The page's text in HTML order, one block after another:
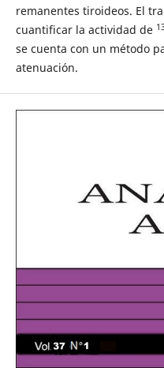
remanentes tiroideos. El
cuantificar la actividad de
se cuenta con un método
atenuación.